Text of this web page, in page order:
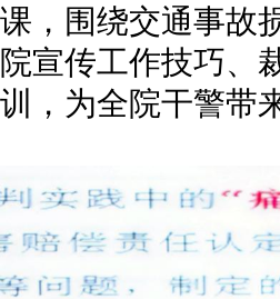
课，围绕交通事故
院宣传工作技巧、
训，为全院干警带